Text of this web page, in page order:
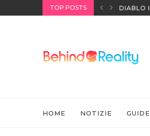
TOP POSTS DIABLO
HOME NOTIZIE GUIDE